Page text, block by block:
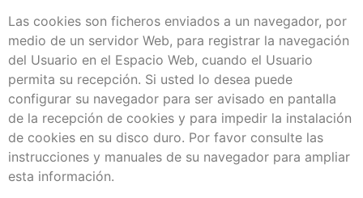
Las cookies son ficheros enviados a un navegador, por
medio de un servidor Web, para registrar la navegación
del Usuario en el Espacio Web, cuando el Usuario
permita su recepción. Si usted lo desea puede
configurar su navegador para ser avisado en pantalla
de la recepción de cookies y para impedir la instalación
de cookies en su disco duro. Por favor consulte las
instrucciones y manuales de su navegador para ampliar
esta información.